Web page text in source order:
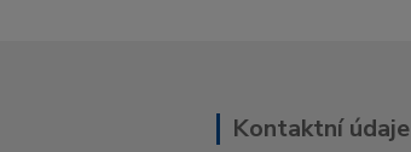
Kontaktní údaje